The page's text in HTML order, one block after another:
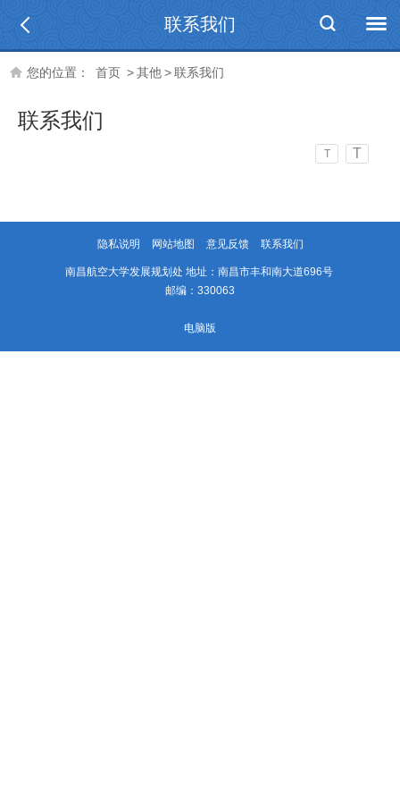
联系我们
您的位置： 首页 >其他>联系我们
联系我们
T T
隐私说明 网站地图 意见反馈 联系我们
南昌航空大学发展规划处 地址：南昌市丰和南大道696号
邮编：330063
电脑版